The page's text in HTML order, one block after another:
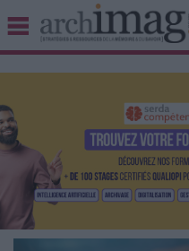
BIBLIOTHÈQUE ÉDITION
UNIVERS DATA
TRAVAIL COLLABORATIF
VIE NUMÉRIQUE
NUMÉRIQUE RESPONSABLE